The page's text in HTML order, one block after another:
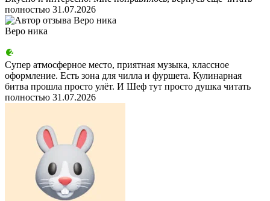
полностью 31.07.2026
Веро ника
Супер атмосферное место, приятная музыка, классное
оформление. Есть зона для чилла и фуршета. Кулинарная
битва прошла просто улёт. И Шеф тут просто душка читать
полностью 31.07.2026